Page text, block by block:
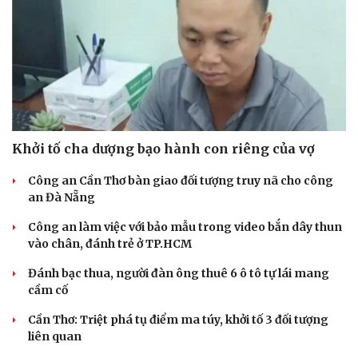
Khởi tố cha dượng bạo hành con riêng của vợ
Công an Cần Thơ bàn giao đối tượng truy nã cho công
an Đà Nẵng
Công an làm việc với bảo mẫu trong video bắn dây thun
vào chân, đánh trẻ ở TP.HCM
Đánh bạc thua, người đàn ông thuê 6 ô tô tự lái mang
cầm cố
Cần Thơ: Triệt phá tụ điểm ma túy, khởi tố 3 đối tượng
liên quan